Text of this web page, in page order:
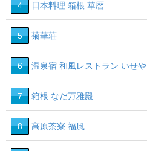
4 日本料理 箱根 華暦
5 菊華荘
6 温泉宿 和風レストラン いせや
7 箱根 なだ万雅殿
8 高原茶寮 福風